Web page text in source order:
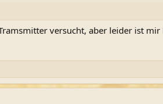
versucht, aber leider ist